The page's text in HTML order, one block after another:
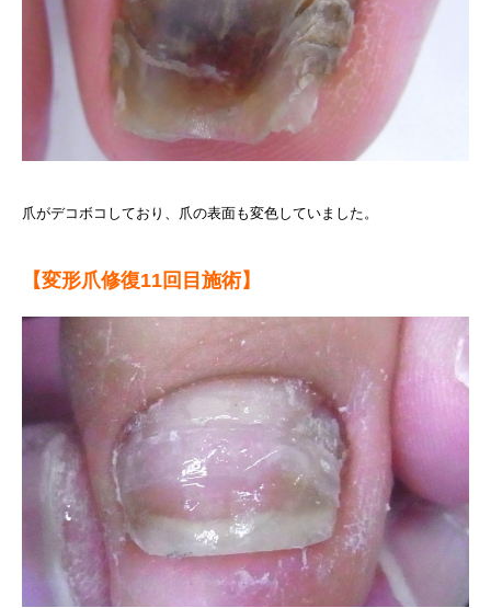
爪がデコボコしており、爪の表面も変色していました。
【変形爪修復11回目施術】